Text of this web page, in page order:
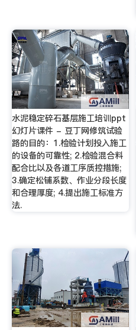
水泥稳定碎石基层施工培训ppt
幻灯片课件 - 豆丁网修筑试验
路的目的：1.检验计划投入施工
的设备的可靠性; 2.检验混合料
配合比以及各道工序质控措施;
3.确定松铺系数、作业分段长度
和合理厚度; 4.提出施工标准方
法.